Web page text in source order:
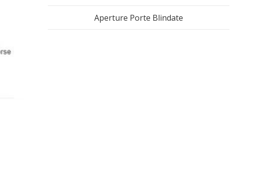
Aperture Porte Blindate